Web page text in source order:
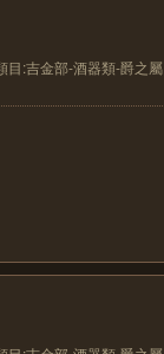
目:吉金部-酒器類-爵之屬